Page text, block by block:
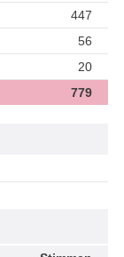
447
56
20
779